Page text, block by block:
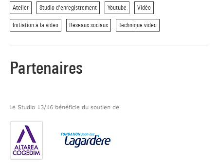
Atelier Studio d'enregistrement Youtube Vidéo
Initiation à la vidéo Réseaux sociaux Technique vidéo
Partenaires